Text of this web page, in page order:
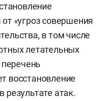
«угроз совершения
в том числе
летательных
восстановление
атак.